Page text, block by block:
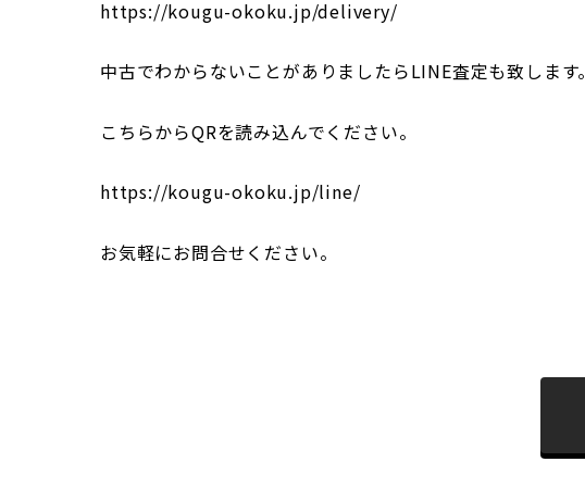
https://kougu-okoku.jp/delivery/
中古でわからないことがありましたらLINE査定も致します。
こちらからQRを読み込んでください。
https://kougu-okoku.jp/line/
お気軽にお問合せください。